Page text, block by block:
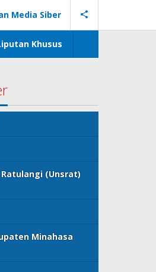
Media Siber
Khusus
(Unsrat)
Minahasa